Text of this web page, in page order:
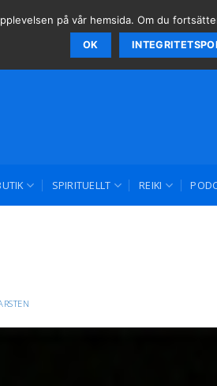
SPIRITUELLT REIKI
på vår hemsida. Om du
OK